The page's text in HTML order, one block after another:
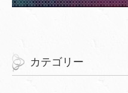
カテゴリー